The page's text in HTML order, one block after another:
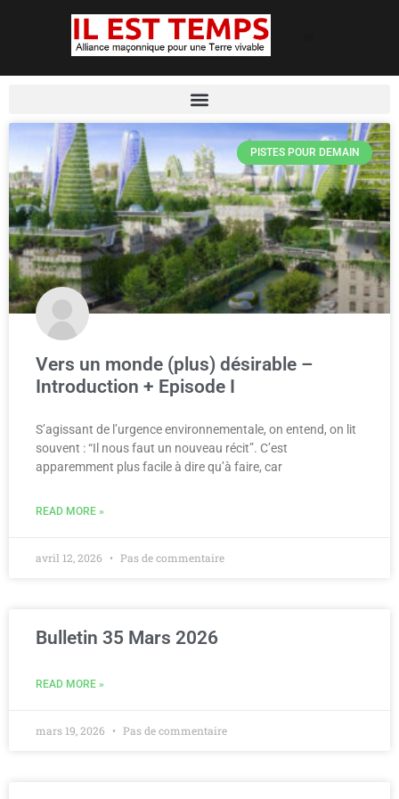
PISTES POUR DEMAIN
Vers un monde (plus) désirable –
Introduction + Episode I
S’agissant de l’urgence environnementale, on entend, on lit
souvent : “Il nous faut un nouveau récit”. C’est
apparemment plus facile à dire qu’à faire, car
READ MORE »
avril 12, 2026 Pas de commentaire
Bulletin 35 Mars 2026
READ MORE »
mars 19, 2026 Pas de commentaire